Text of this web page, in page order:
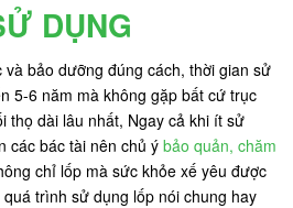
DỤNG
bảo dưỡng đúng cách, thời gian sử
5-6 năm mà không gặp bất cứ trục
thọ dài lâu nhất, Ngay cả khi ít sử
các bác tài nên chủ ý bảo quản, chăm
chỉ lốp mà sức khỏe xế yêu được
trình sử dụng lốp nói chung hay